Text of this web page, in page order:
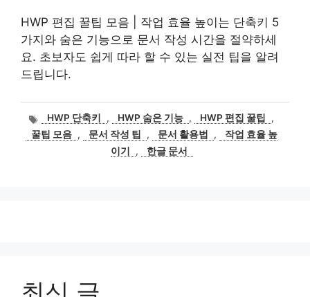
HWP 편집 꿀팁 모음 | 작업 효율 높이는 단축키 5
가지와 숨은 기능으로 문서 작성 시간을 절약하세
요. 초보자도 쉽게 따라 할 수 있는 실전 팁을 알려
드립니다.
태
그
HWP 단축키 , HWP 숨은 기능 , HWP 편집 꿀팁
,
꿀팁 모음 , 문서 작성 팁 , 문서 활용법 ,
작업 효율 높
이기
, 한글 문서